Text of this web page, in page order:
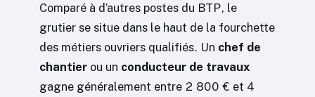
Comparé à d’autres postes du BTP, le
grutier se situe dans le haut de la fourchette
des métiers ouvriers qualifiés. Un chef de
chantier ou un conducteur de travaux
gagne généralement entre 2 800 € et 4